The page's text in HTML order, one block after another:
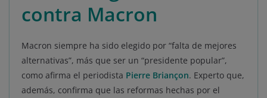
contra Macron
Macron siempre ha sido elegido por “falta de mejores
alternativas”, más que ser un “presidente popular”,
como afirma el periodista Pierre Briançon. Experto que,
además, confirma que las reformas hechas por el